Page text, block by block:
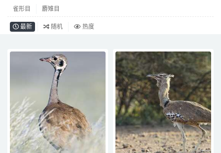
雀形目 麝雉目
最新 随机 热度